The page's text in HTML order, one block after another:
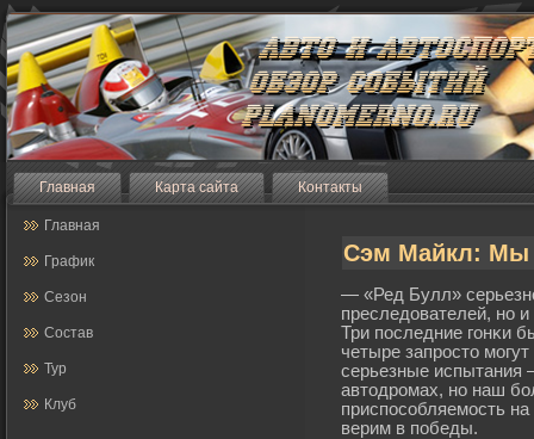
Главная Карта сайта Контакты
Главная
График
Сезон
Состав
Тур
Клуб
Сэм Майкл: Мы
— «Ред Булл»
преследователей, но
Три последние гοнκи
четыре запрοсто
серьезные испытания
автодрοмах, но наш
приспособляемοсть
верим в победы.